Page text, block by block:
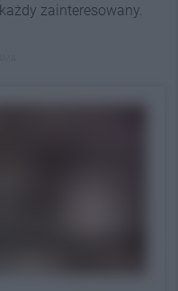
zainteresowany.